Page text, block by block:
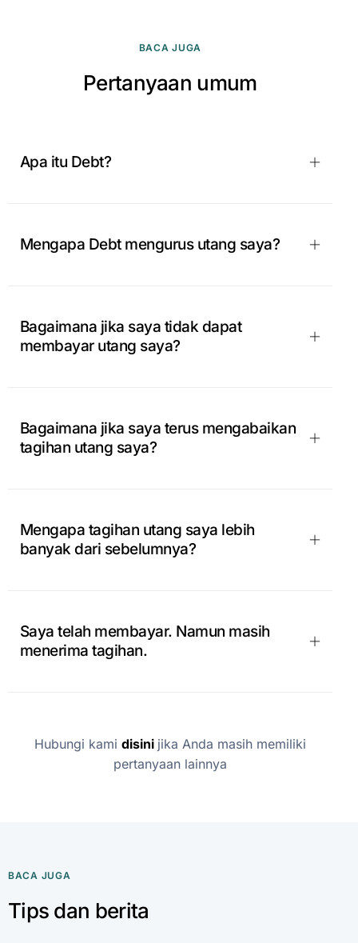
BACA JUGA
Pertanyaan umum
Apa itu Debt?
Mengapa Debt mengurus utang saya?
Bagaimana jika saya tidak dapat
membayar utang saya?
Bagaimana jika saya terus mengabaikan
tagihan utang saya?
Mengapa tagihan utang saya lebih
banyak dari sebelumnya?
Saya telah membayar. Namun masih
menerima tagihan.
Hubungi kami disini jika Anda masih memiliki
pertanyaan lainnya
BACA JUGA
Tips dan berita